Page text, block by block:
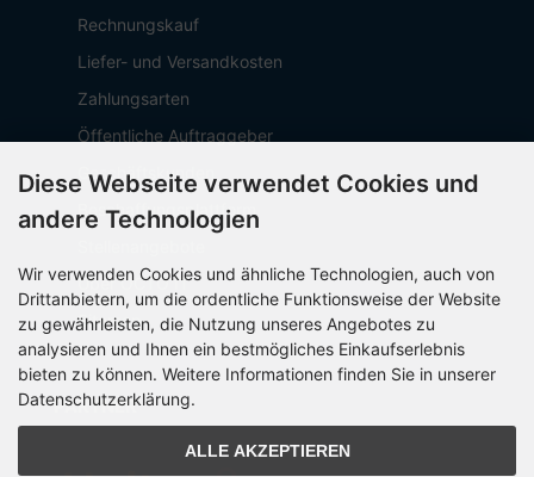
Rechnungskauf
Liefer- und Versandkosten
Zahlungsarten
Öffentliche Auftraggeber
Geschäftskunden
Beschaffungsplattform
Über OCTO IT
Sitemap
PARTNER
Diese Webseite verwendet Cookies und
andere Technologien
Wir verwenden Cookies und ähnliche Technologien, auch von
Drittanbietern, um die ordentliche Funktionsweise der Website
zu gewährleisten, die Nutzung unseres Angebotes zu
analysieren und Ihnen ein bestmögliches Einkaufserlebnis
bieten zu können. Weitere Informationen finden Sie in unserer
Datenschutzerklärung.
ALLE AKZEPTIEREN